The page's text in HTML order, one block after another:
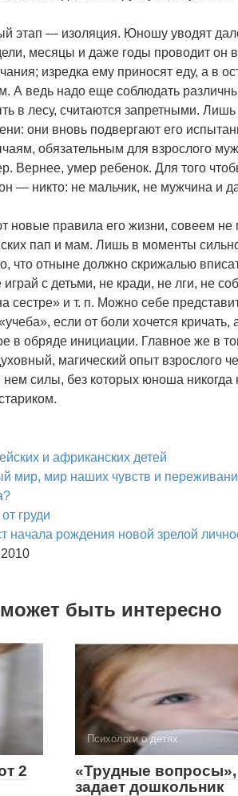
этап — изоляция. Юношу уводят
месяцы и даже годы проводит он
изредка ему приносят еду, а в
А ведь надо еще соблюдать
в лесу, считаются запретными.
они вновь подвергают его
обязательным для взрослого
Вернее, умер ребенок. Для того
— никто: не мальчик, не мужчина и
новые правила его жизни, совеем не
пап и мам. Лишь в моменты
что отныне должно скрижалью
с детьми, не кради, не лги, не
сестре» и т. п. Можно себе
если от боли хочется кричать,
в обряде инициации. Главное же в
магический опыт взрослого
силы, без которых юноша никогда
и африканских детей
мир, мир наших чувств и
груди
начала рождения новой зрелой
быть интересно
2
Психологи о детях
«Трудные
задает до­школьник